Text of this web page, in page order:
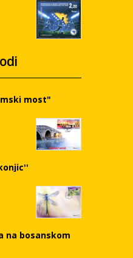
most"
na bosanskom